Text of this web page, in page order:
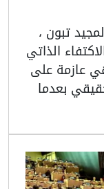
تبون ،
الذاتي
عازمة على
بعدما